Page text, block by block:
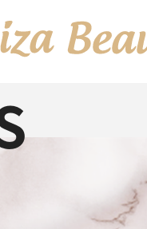
ブラ